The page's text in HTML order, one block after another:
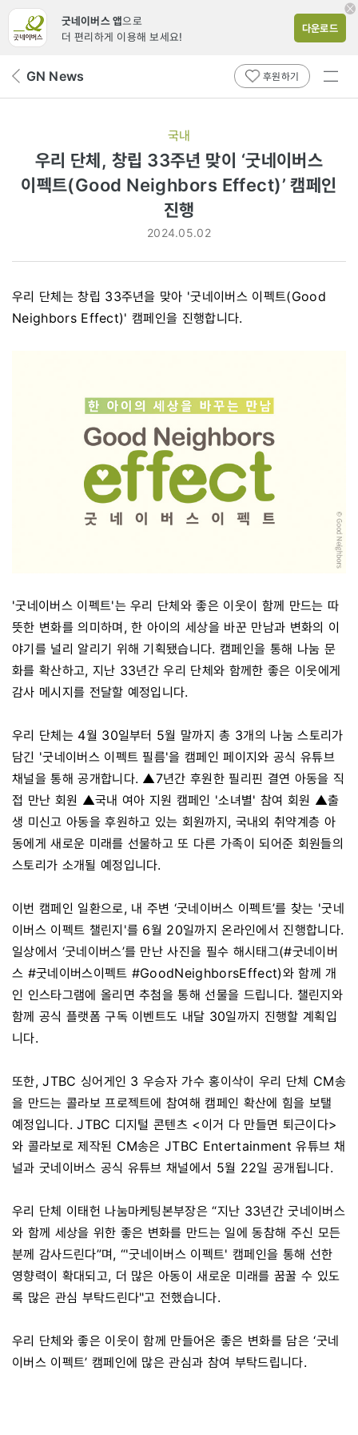
굿네이버스 앱으로
더 편리하게 이용해 보세요!
다운로드
뒤 GN News 후원하기
전체
국내
우리 단체, 창립 33주년 맞이 ‘굿네이버스
이펙트(Good Neighbors Effect)’ 캠페인
진행
2024.05.02
우리 단체는 창립 33주년을 맞아 '굿네이버스 이펙트(Good
Neighbors Effect)' 캠페인을 진행합니다.
'굿네이버스 이펙트'는 우리 단체와 좋은 이웃이 함께 만드는 따
뜻한 변화를 의미하며, 한 아이의 세상을 바꾼 만남과 변화의 이
야기를 널리 알리기 위해 기획됐습니다. 캠페인을 통해 나눔 문
화를 확산하고, 지난 33년간 우리 단체와 함께한 좋은 이웃에게
감사 메시지를 전달할 예정입니다.
우리 단체는 4월 30일부터 5월 말까지 총 3개의 나눔 스토리가
담긴 '굿네이버스 이펙트 필름'을 캠페인 페이지와 공식 유튜브
채널을 통해 공개합니다. ▲7년간 후원한 필리핀 결연 아동을 직
접 만난 회원 ▲국내 여아 지원 캠페인 '소녀별' 참여 회원 ▲출
생 미신고 아동을 후원하고 있는 회원까지, 국내외 취약계층 아
동에게 새로운 미래를 선물하고 또 다른 가족이 되어준 회원들의
스토리가 소개될 예정입니다.
이번 캠페인 일환으로, 내 주변 ‘굿네이버스 이펙트’를 찾는 '굿네
이버스 이펙트 챌린지'를 6월 20일까지 온라인에서 진행합니다.
일상에서 ‘굿네이버스’를 만난 사진을 필수 해시태그(#굿네이버
스 #굿네이버스이펙트 #GoodNeighborsEffect)와 함께 개
인 인스타그램에 올리면 추첨을 통해 선물을 드립니다. 챌린지와
함께 공식 플랫폼 구독 이벤트도 내달 30일까지 진행할 계획입
니다.
또한, JTBC 싱어게인 3 우승자 가수 홍이삭이 우리 단체 CM송
을 만드는 콜라보 프로젝트에 참여해 캠페인 확산에 힘을 보탤
예정입니다. JTBC 디지털 콘텐츠 <이거 다 만들면 퇴근이다>
와 콜라보로 제작된 CM송은 JTBC Entertainment 유튜브 채
널과 굿네이버스 공식 유튜브 채널에서 5월 22일 공개됩니다.
우리 단체 이태헌 나눔마케팅본부장은 “지난 33년간 굿네이버스
와 함께 세상을 위한 좋은 변화를 만드는 일에 동참해 주신 모든
분께 감사드린다”며, “'굿네이버스 이펙트' 캠페인을 통해 선한
영향력이 확대되고, 더 많은 아동이 새로운 미래를 꿈꿀 수 있도
록 많은 관심 부탁드린다"고 전했습니다.
우리 단체와 좋은 이웃이 함께 만들어온 좋은 변화를 담은 ‘굿네
이버스 이펙트’ 캠페인에 많은 관심과 참여 부탁드립니다.